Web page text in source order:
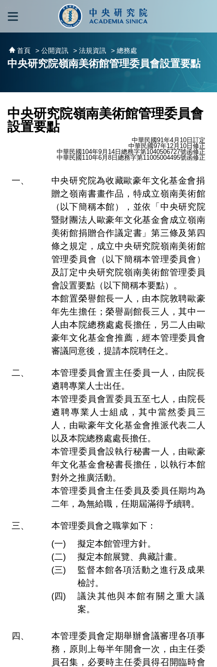
跳到主要內容區塊
首頁 > 公開資訊 > 法規資訊 > 總務處
中央研究院嶺南美術館管理委員會設置要點
中央研究院嶺南美術館管理委員會
設置要點
中華民國91年4月10日訂定
中華民國97年12月10日修正
中華民國104年9月14日總務字第1040506727號函修正
中華民國110年6月8日總務字第11005004495號函修正
中央研究院為收藏歐豪年文化基金會捐
贈之嶺南書畫作品，特成立嶺南美術館
（以下簡稱本館），並依「中央研究院
暨財團法人歐豪年文化基金會成立嶺南
美術館捐贈合作議定書」第三條及第四
條之規定，成立中央研究院嶺南美術館
管理委員會（以下簡稱本管理委員會）
及訂定中央研究院嶺南美術館管理委員
會設置要點（以下簡稱本要點）。
本館置榮譽館長一人，由本院敦聘歐豪
年先生擔任；榮譽副館長三人，其中一
人由本院總務處處長擔任，另二人由歐
豪年文化基金會推薦，經本管理委員會
審議同意後，提請本院聘任之。
本管理委員會置主任委員一人，由院長
遴聘專業人士出任。
本管理委員會置委員五至七人，由院長
遴聘專業人士組成，其中當然委員三
人，由歐豪年文化基金會推派代表二人
以及本院總務處處長擔任。
本管理委員會設執行秘書一人，由歐豪
年文化基金會秘書長擔任，以執行本館
對外之推廣活動。
本管理委員會主任委員及委員任期均為
二年，為無給職，任期屆滿得予續聘。
本管理委員會之職掌如下：
擬定本館管理方針。
擬定本館展覽、典藏計畫。
監督本館各項活動之進行及成果
檢討。
議決其他與本館有關之重大議
案。
本管理委員會定期舉辦會議審理各項事
務，原則上每半年開會一次，由主任委
員召集，必要時主任委員得召開臨時會